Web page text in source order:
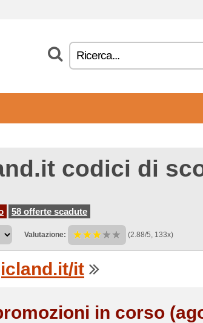
codici di
58 offerte scadute
Valutazione: (2.88/5, 133x)
it
in corso